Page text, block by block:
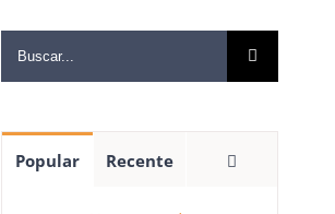
Buscar
resultados
Popular
Recente